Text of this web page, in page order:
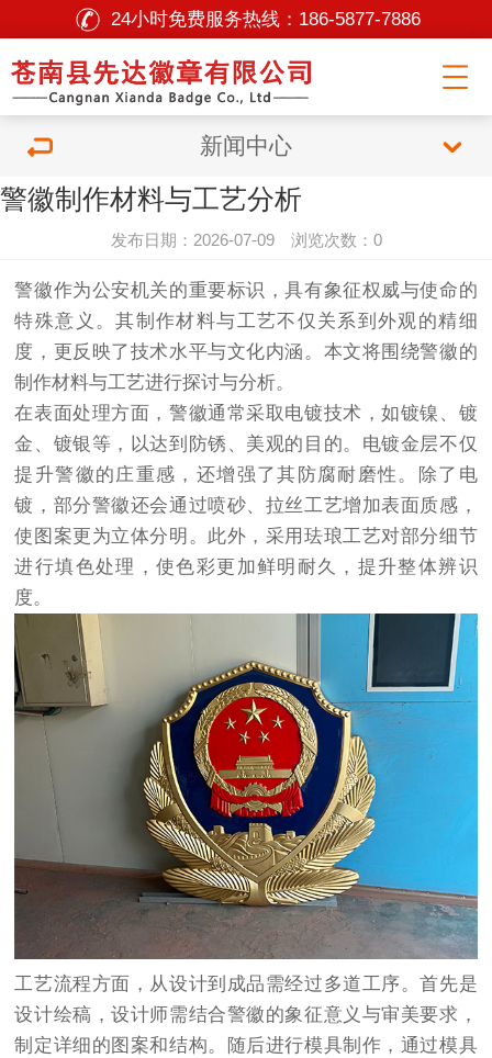
24小时免费服务热线： 186-5877-7886
新闻中心
警徽制作材料与工艺分析
发布日期：2026-07-09 浏览次数：0
警徽作为公安机关的重要标识，具有象征权威与使命的
特殊意义。其制作材料与工艺不仅关系到外观的精细
度，更反映了技术水平与文化内涵。本文将围绕警徽的
制作材料与工艺进行探讨与分析。
在表面处理方面，警徽通常采取电镀技术，如镀镍、镀
金、镀银等，以达到防锈、美观的目的。电镀金层不仅
提升警徽的庄重感，还增强了其防腐耐磨性。除了电
镀，部分警徽还会通过喷砂、拉丝工艺增加表面质感，
使图案更为立体分明。此外，采用珐琅工艺对部分细节
进行填色处理，使色彩更加鲜明耐久，提升整体辨识
度。
工艺流程方面，从设计到成品需经过多道工序。首先是
设计绘稿，设计师需结合警徽的象征意义与审美要求，
制定详细的图案和结构。随后进行模具制作，通过模具